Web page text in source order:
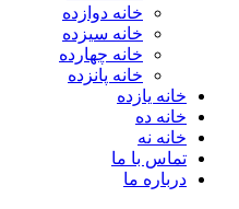
خانه دوازده
خانه سیزده
خانه چهارده
خانه پانزده
خانه یازده
خانه ده
خانه نه
تماس با ما
درباره ما